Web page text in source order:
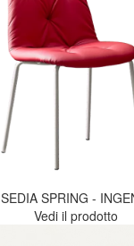
SEDIA SPRING -
Vedi il prodotto